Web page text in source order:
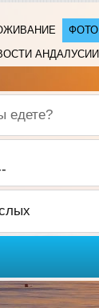
ФОТО
АНДАЛУСИИ